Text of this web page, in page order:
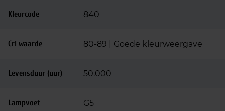
Kleurcode 840
Cri waarde 80-89 | Goede kleurweergave
Levensduur (uur) 50.000
Lampvoet G5